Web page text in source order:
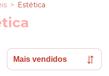
> Estética